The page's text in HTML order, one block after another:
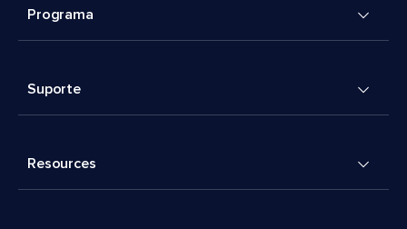
Programa
Suporte
Resources